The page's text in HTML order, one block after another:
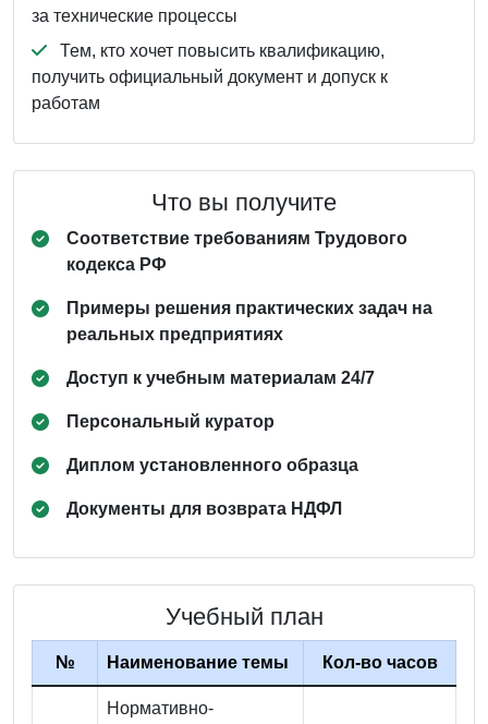
за технические процессы
Тем, кто хочет повысить квалификацию,
получить официальный документ и допуск к
работам
Что вы получите
Соответствие требованиям Трудового
кодекса РФ
Примеры решения практических задач на
реальных предприятиях
Доступ к учебным материалам 24/7
Персональный куратор
Диплом установленного образца
Документы для возврата НДФЛ
Учебный план
№ Наименование темы Кол-во часов
Нормативно-